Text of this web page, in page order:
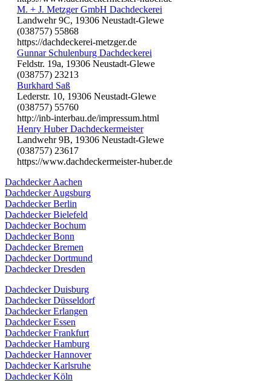
M. + J. Metzger GmbH Dachdeckerei
Landwehr 9C, 19306 Neustadt-Glewe
(038757) 55868
https://dachdeckerei-metzger.de
Gunnar Schulenburg Dachdeckerei
Feldstr. 19a, 19306 Neustadt-Glewe
(038757) 23213
Burkhard Saß
Lederstr. 10, 19306 Neustadt-Glewe
(038757) 55760
http://inb-interbau.de/impressum.html
Henry Huber Dachdeckermeister
Landwehr 9B, 19306 Neustadt-Glewe
(038757) 23617
https://www.dachdeckermeister-huber.de
Dachdecker Aachen
Dachdecker Augsburg
Dachdecker Berlin
Dachdecker Bielefeld
Dachdecker Bochum
Dachdecker Bonn
Dachdecker Bremen
Dachdecker Dortmund
Dachdecker Dresden
Dachdecker Duisburg
Dachdecker Düsseldorf
Dachdecker Erlangen
Dachdecker Essen
Dachdecker Frankfurt
Dachdecker Hamburg
Dachdecker Hannover
Dachdecker Karlsruhe
Dachdecker Köln